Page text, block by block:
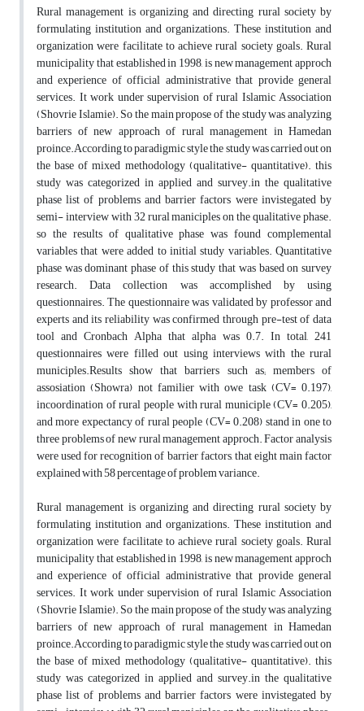
Rural management is organizing and directing rural society by
formulating institution and organizations. These institution and
organization were facilitate to achieve rural society goals. Rural
municipality that established in 1998, is new management approch
and experience of official administrative that provide general
services. It work under supervision of rural Islamic Association
(Shovrie Islamie). So the main propose of the study was analyzing
barriers of new approach of rural management in Hamedan
proince.According to paradigmic style the study was carried out on
the base of mixed methodology (qualitative- quantitative). this
study was categorized in applied and survey.in the qualitative
phase list of problems and barrier factors were invistegated by
semi- interview with 32 rural maniciples on the qualitative phase.
so the results of qualitative phase was found complemental
variables that were added to initial study variables. Quantitative
phase was dominant phase of this study that was based on survey
research. Data collection was accomplished by using
questionnaires. The questionnaire was validated by professor and
experts and its reliability was confirmed through pre-test of data
tool and Cronbach Alpha that alpha was 0.7. In total, 241
questionnaires were filled out using interviews with the rural
municiples.Results show that barriers such as; members of
assosiation (Showra) not familier with owe task (CV= 0.197),
incoordination of rural people with rural municiple (CV= 0.205),
and more expectancy of rural people (CV= 0.208) stand in one to
three problems of new rural management approch. Factor analysis
were used for recognition of barrier factors, that eight main factor
explained with 58 percentage of problem variance.
Rural management is organizing and directing rural society by
formulating institution and organizations. These institution and
organization were facilitate to achieve rural society goals. Rural
municipality that established in 1998, is new management approch
and experience of official administrative that provide general
services. It work under supervision of rural Islamic Association
(Shovrie Islamie). So the main propose of the study was analyzing
barriers of new approach of rural management in Hamedan
proince.According to paradigmic style the study was carried out on
the base of mixed methodology (qualitative- quantitative). this
study was categorized in applied and survey.in the qualitative
phase list of problems and barrier factors were invistegated by